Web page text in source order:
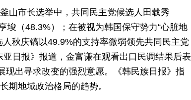
山市长选举中，共同民主党候选人田载秀
埈（48.3%）；在被视为韩国保守势力“心脏地
秋庆镐以49.9%的支持率微弱领先共同民主党
日报》报道，金富谦在观看出口民调结果后表
现出寻求改变的强烈意愿。《韩民族日报》指
期地域政治格局的趋势。